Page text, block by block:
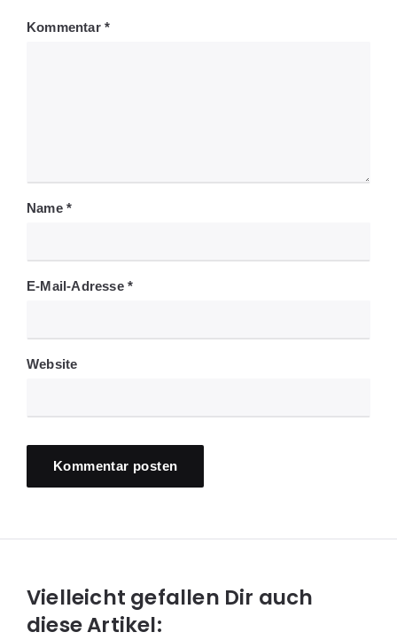
Kommentar *
Name *
E-Mail-Adresse *
Website
Vielleicht gefallen Dir auch
diese Artikel: